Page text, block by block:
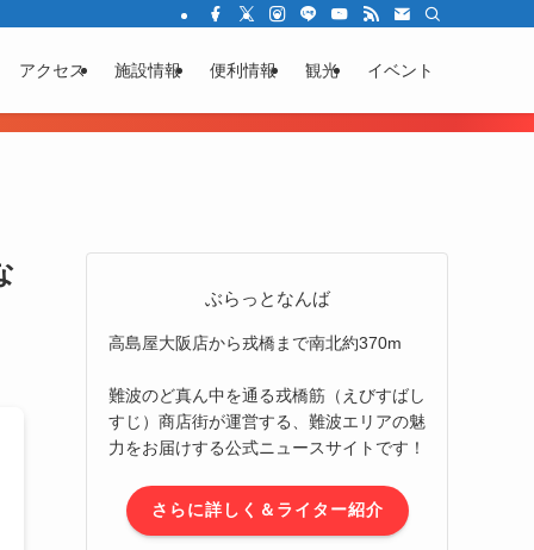
アクセス 施設情報 便利情報 観光 イベント
ぶらっとなんば
高島屋大阪店から戎橋まで南北約370m
難波のど真ん中を通る戎橋筋（えびすばし
すじ）商店街が運営する、難波エリアの魅
力をお届けする公式ニュースサイトです！
さらに詳しく＆ライター紹介